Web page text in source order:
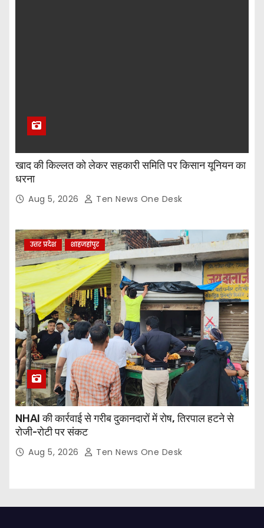
खाद की किल्लत को लेकर सहकारी समिति पर किसान यूनियन का
धरना
Aug 5, 2026 Ten News One Desk
उत्तर प्रदेश शाहजहांपुर
NHAI की कार्रवाई से गरीब दुकानदारों में रोष, तिरपाल हटने से
रोजी-रोटी पर संकट
Aug 5, 2026 Ten News One Desk